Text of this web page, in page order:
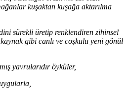
kuşaktan kuşağa aktarılma
sürekli üretip renklendiren zihinsel
gibi canlı ve coşkulu yeni gönül
yavrularıdır öyküler,